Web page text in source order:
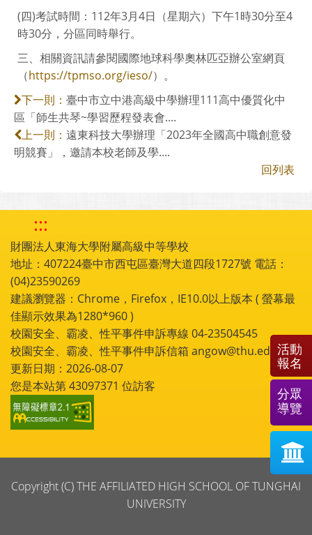
(四)考試時間：112年3月4日（星期六）下午1時30分至4
時30分，分區同時舉行。
三、相關資訊請參閱國際地球科學奧林匹亞辦公室網頁
（https://tpmso.org/ieso/）。
下一則： 臺中市立中港高級中學辦理111高中優質化中
區「師生共琴~學習歷程發表會....
上一則： 遠東科技大學辦理「2023年全國高中職創意發
明競賽」，邀請本校老師及學....
回列表
:::
財團法人東海大學附屬高級中等學校
地址：407224臺中市西屯區臺灣大道四段1727號 電話：
(04)23590269
建議瀏覽器：Chrome，Firefox，IE10.0以上版本 ( 螢幕最
佳顯示效果為1280*960 )
校園安全、霸凌、性平事件申訴專線 04-23504545
校園安全、霸凌、性平事件申訴信箱 angow@thu.edu.tw
更新日期：2026-08-07
您是本站第43097371 位訪客
Copyright (C) THE AFFILIATED HIGH SCHOOL OF TUNGHAI
UNIVERSITY
活動
報名
分眾
導覽